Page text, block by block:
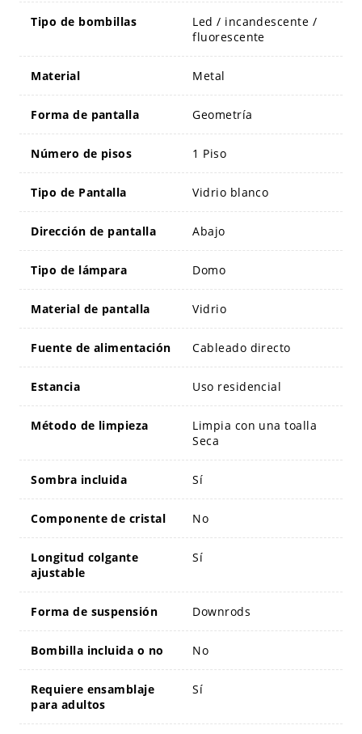
Tipo de bombillas
Led / incandescente /
fluorescente
Material Metal
Forma de pantalla Geometría
Número de pisos 1 Piso
Tipo de Pantalla Vidrio blanco
Dirección de pantalla Abajo
Tipo de lámpara Domo
Material de pantalla Vidrio
Fuente de alimentación Cableado directo
Estancia Uso residencial
Método de limpieza
Limpia con una toalla
Seca
Sombra incluida Sí
Componente de cristal No
Longitud colgante
ajustable
Sí
Forma de suspensión Downrods
Bombilla incluida o no No
Requiere ensamblaje
para adultos
Sí